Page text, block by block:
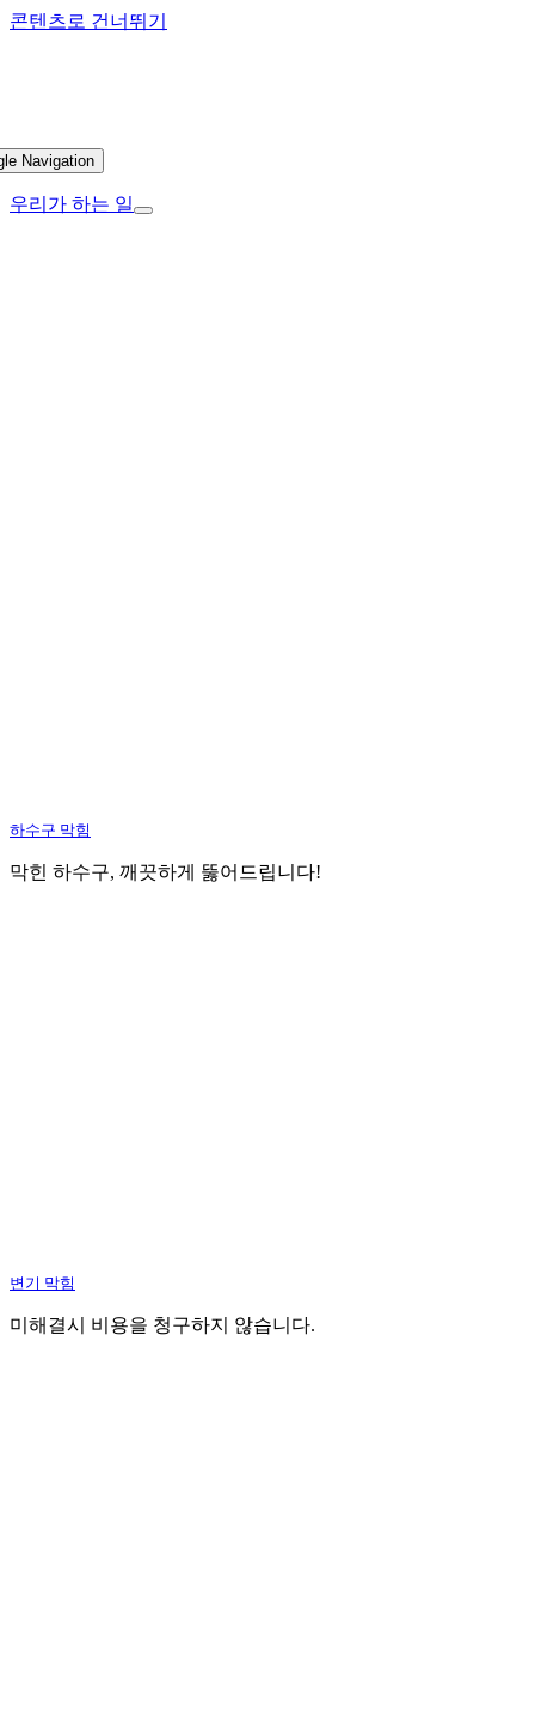
콘텐츠로 건너뛰기
Navigation
우리가 하는 일
하수구 막힘
막힌 하수구, 깨끗하게 뚫어드립니다!
변기 막힘
미해결시 비용을 청구하지 않습니다.